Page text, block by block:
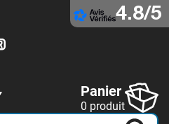
4.8/5
Panier
0 produit